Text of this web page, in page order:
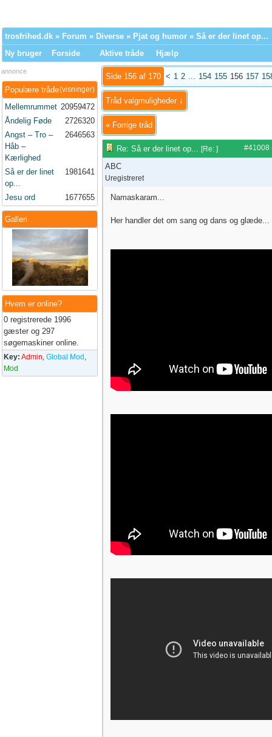
trosfrihed.dk » Forum » Diverse » Pjat og humor » Så er der linet op...
Ny bruger
Forside Aktive tråde Hjælp
annonce
(visninger)
Populære tråde
Mellemrummet 20959472
Åndelig Føde
2726320
Angst – Tro –
Håb –
Kærlighed
2646563
Så er der linet
op...
1981641
Jesu ord 1677655
Galleri
Hvem er online?
0 registrerede 1996
gæster og 297
søgemaskiner online.
Key: Admin, Global Mod ,
Mod
Side 156 af 170 < 1 2 ... 154 155 156 157
Tråd valgmuligheder ↓
« Forrige tråd
#41008
Re: Så er der linet op... [Re: ]
ABC
Uregistreret
Namaskaram...
Her handler det om sang og dans og glæde...